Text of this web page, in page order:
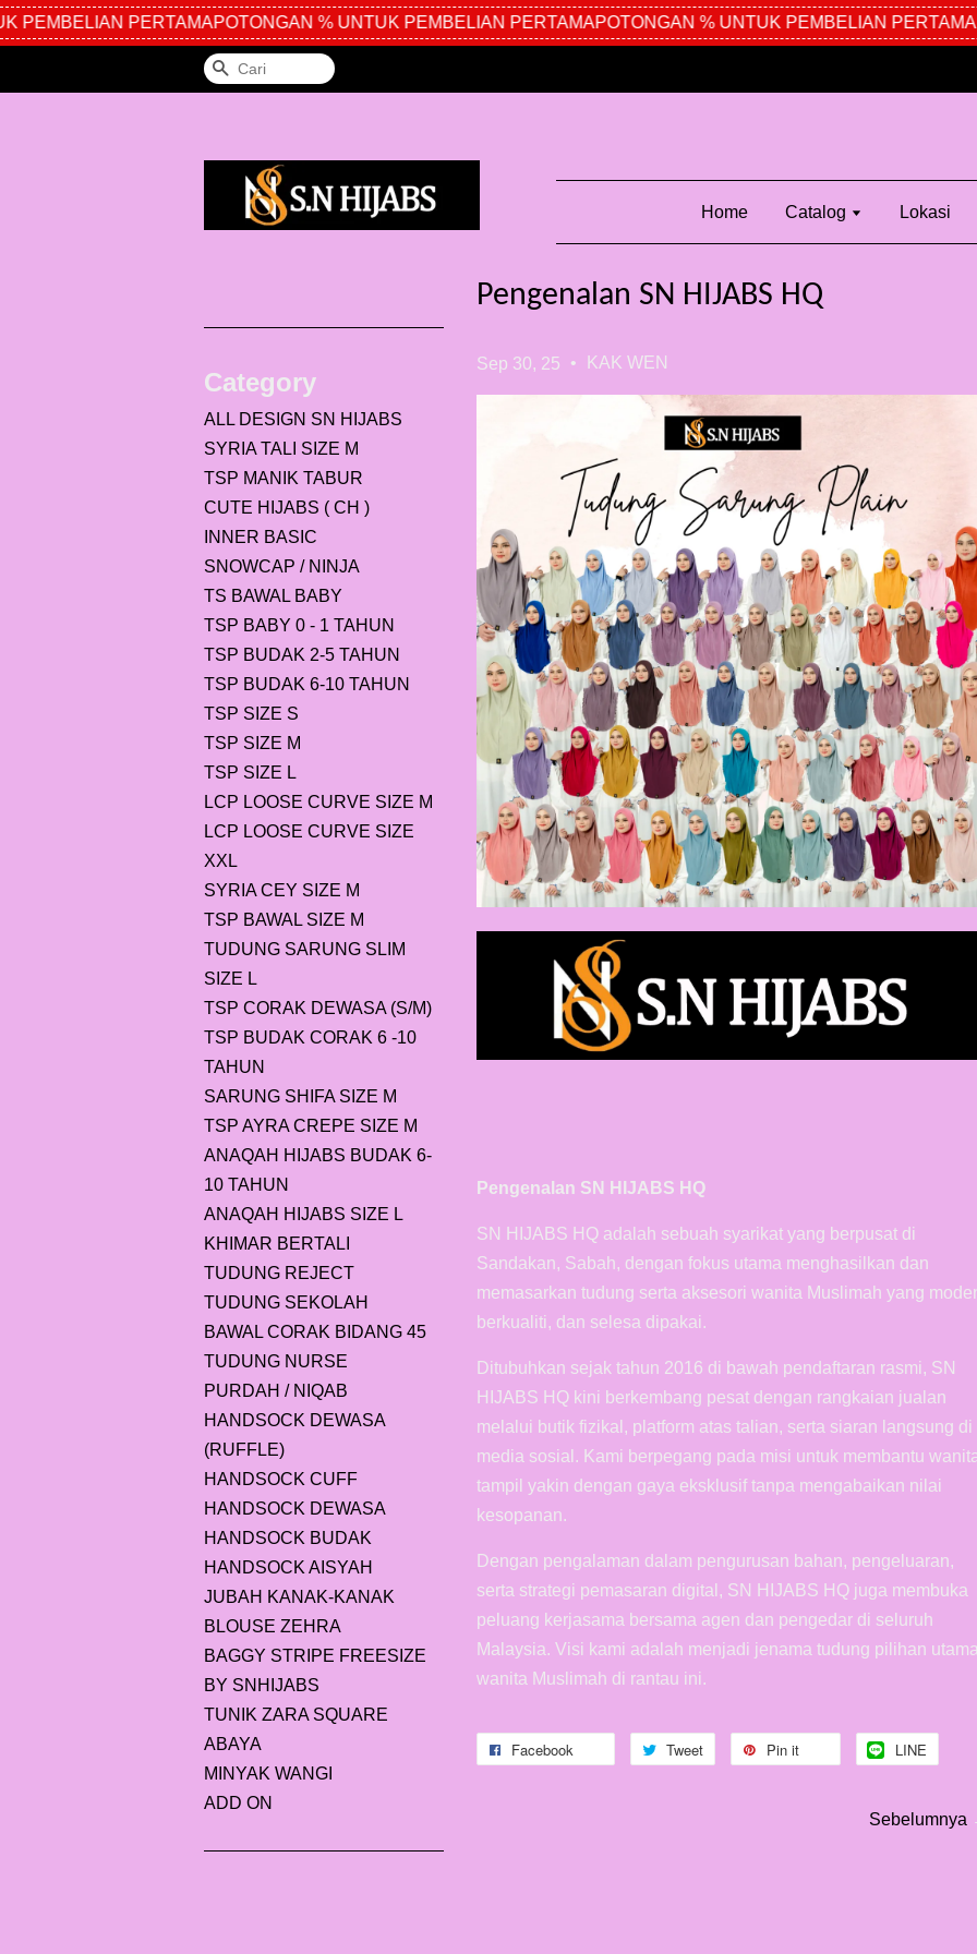
PEMBELIAN PERTAMAPOTONGAN % UNTUK PEMBELIAN PERTAMAPOTONGAN % UNTUK PEMBELIAN PERTAMA
Cari
Home Catalog Lokasi
Category
ALL DESIGN SN HIJABS
SYRIA TALI SIZE M
TSP MANIK TABUR
CUTE HIJABS ( CH )
INNER BASIC
SNOWCAP / NINJA
TS BAWAL BABY
TSP BABY 0 - 1 TAHUN
TSP BUDAK 2-5 TAHUN
TSP BUDAK 6-10 TAHUN
TSP SIZE S
TSP SIZE M
TSP SIZE L
LCP LOOSE CURVE SIZE M
LCP LOOSE CURVE SIZE
XXL
SYRIA CEY SIZE M
TSP BAWAL SIZE M
TUDUNG SARUNG SLIM
SIZE L
TSP CORAK DEWASA (S/M)
TSP BUDAK CORAK 6 -10
TAHUN
SARUNG SHIFA SIZE M
TSP AYRA CREPE SIZE M
ANAQAH HIJABS BUDAK 6-
10 TAHUN
ANAQAH HIJABS SIZE L
KHIMAR BERTALI
TUDUNG REJECT
TUDUNG SEKOLAH
BAWAL CORAK BIDANG 45
TUDUNG NURSE
PURDAH / NIQAB
HANDSOCK DEWASA
(RUFFLE)
HANDSOCK CUFF
HANDSOCK DEWASA
HANDSOCK BUDAK
HANDSOCK AISYAH
JUBAH KANAK-KANAK
BLOUSE ZEHRA
BAGGY STRIPE FREESIZE
BY SNHIJABS
TUNIK ZARA SQUARE
ABAYA
MINYAK WANGI
ADD ON
Pengenalan SN HIJABS HQ
Sep 30, 25 • KAK WEN
Pengenalan SN HIJABS HQ
SN HIJABS HQ adalah sebuah syarikat yang berpusat di
Sandakan, Sabah, dengan fokus utama menghasilkan dan
memasarkan tudung serta aksesori wanita Muslimah yang
berkualiti, dan selesa dipakai.
Ditubuhkan sejak tahun 2016 di bawah pendaftaran rasmi, SN
HIJABS HQ kini berkembang pesat dengan rangkaian jualan
melalui butik fizikal, platform atas talian, serta siaran langsung di
media sosial. Kami berpegang pada misi untuk membantu
tampil yakin dengan gaya eksklusif tanpa mengabaikan nilai
kesopanan.
Dengan pengalaman dalam pengurusan bahan, pengeluaran,
serta strategi pemasaran digital, SN HIJABS HQ juga membuka
peluang kerjasama bersama agen dan pengedar di seluruh
Malaysia. Visi kami adalah menjadi jenama tudung pilihan
wanita Muslimah di rantau ini.
Facebook Tweet Pin it LINE
Sebelumnya